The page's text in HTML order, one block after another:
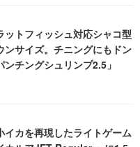
ットフィッシュ対応シャコ型
ンサイズ。チニングにもドン
ンチングシュリンプ2.5」
イカを再現したライトゲーム